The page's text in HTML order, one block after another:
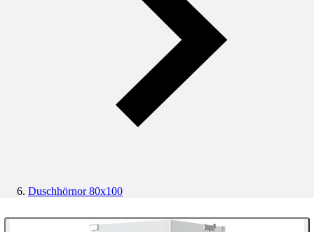
Duschhörnor 80x100